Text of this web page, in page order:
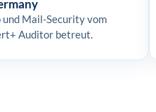
Mail-Security vom
Auditor betreut.